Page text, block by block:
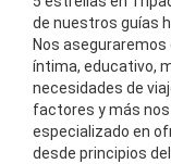
de nuestros guías
Nos aseguraremos
íntima, educativo,
necesidades de
factores y más
especializado en
desde principios